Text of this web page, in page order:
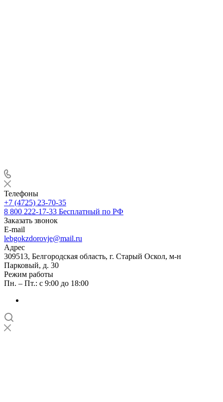
Телефоны
+7 (4725) 23-70-35
8 800 222-17-33 Бесплатный по РФ
Заказать звонок
E-mail
lebgokzdorovje@mail.ru
Адрес
309513, Белгородская область, г. Старый Оскол, м-н
Парковый, д. 30
Режим работы
Пн. – Пт.: с 9:00 до 18:00